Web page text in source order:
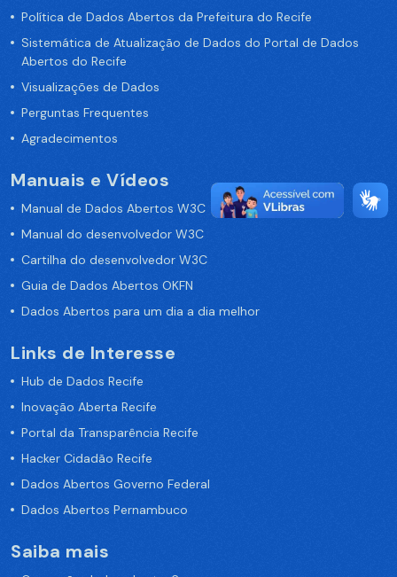
Política de Dados Abertos da Prefeitura do Recife
Sistemática de Atualização de Dados do Portal de Dados
Abertos do Recife
Visualizações de Dados
Perguntas Frequentes
Agradecimentos
Manuais e Vídeos
Manual de Dados Abertos W3C
Manual do desenvolvedor W3C
Cartilha do desenvolvedor W3C
Guia de Dados Abertos OKFN
Dados Abertos para um dia a dia melhor
Links de Interesse
Hub de Dados Recife
Inovação Aberta Recife
Portal da Transparência Recife
Hacker Cidadão Recife
Dados Abertos Governo Federal
Dados Abertos Pernambuco
Saiba mais